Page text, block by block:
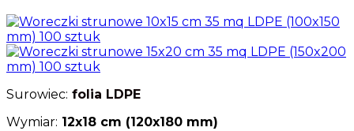
Surowiec: folia LDPE
Wymiar: 12x18 cm (120x180 mm)